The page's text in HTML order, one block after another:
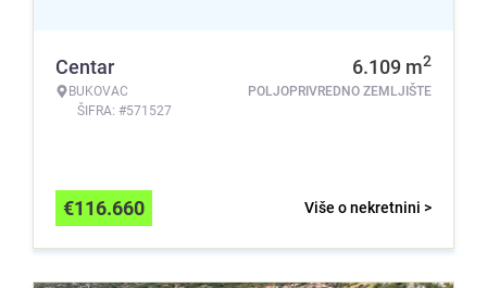
Centar
BUKOVAC
ŠIFRA: #571527
6.109 m2
POLJOPRIVREDNO ZEMLJIŠTE
Više o nekretnini >
€116.660